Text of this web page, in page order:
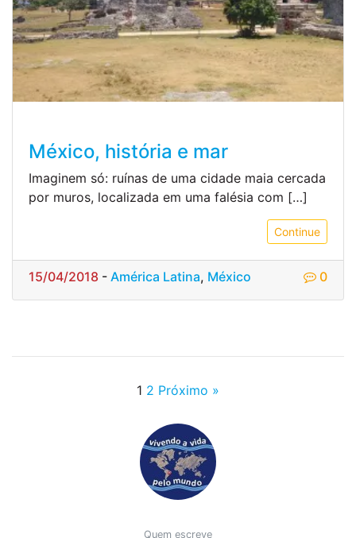
México, história e mar
Imaginem só: ruínas de uma cidade maia cercada
por muros, localizada em uma falésia com […]
Continue
15/04/2018 - América Latina, México 0
1 2 Próximo »
Quem escreve